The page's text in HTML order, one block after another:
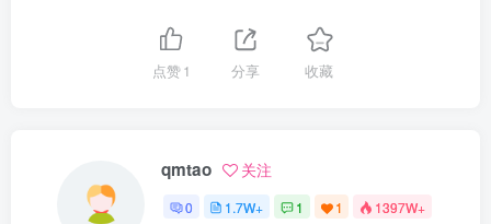
点赞1 分享 收藏
qmtao 关注
0 1.7W+ 1 1 1397W+